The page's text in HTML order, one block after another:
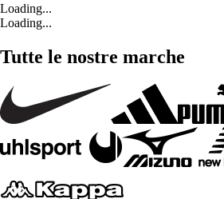
Loading...
Loading...
Tutte le nostre marche